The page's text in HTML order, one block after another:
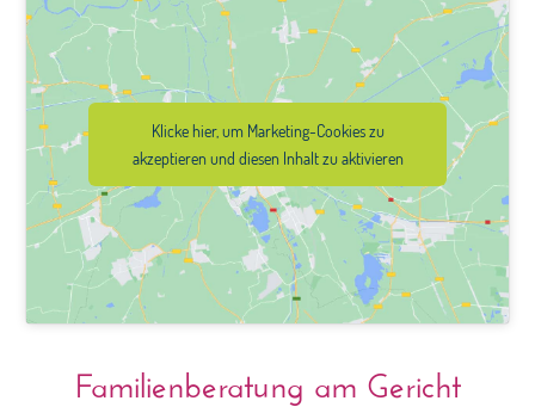
Klicke hier, um Marketing-Cookies zu
akzeptieren und diesen Inhalt zu aktivieren
Familienberatung am Gericht